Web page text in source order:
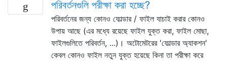
পরিবর্তনগুলি পরীক্ষা করা হচ্ছে?
পরিবর্তনের জন্য কোনও ফোল্ডার / ফাইল যাচাই করার কোনও
উপায় আছে (এর মধ্যে রয়েছে ফাইল যুক্ত করা, ফাইল মোছা,
ফাইলগুলিতে পরিবর্তন, ...)। অটোমেটরের 'ফোল্ডার অ্যাকশন'
কেবল কোনও ফাইল নতুন যুক্ত হয়েছে কিনা তা পরীক্ষা করে